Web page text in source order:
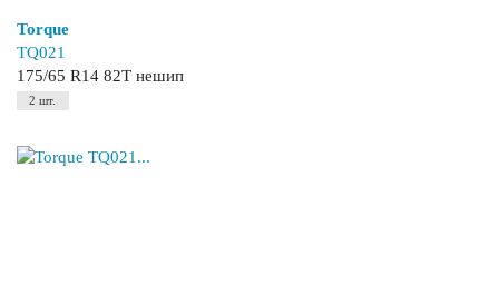
Torque
TQ021
175/65 R14 82T нешип
2 шт.